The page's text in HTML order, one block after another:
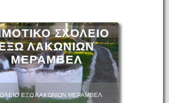
ΣΧΟΛΕΙΟ
ΛΑΚΩΝΙΩΝ
ΜΕΡΑΜΒΕΛ
ΕΞΩ ΛΑΚΩΝΙΩΝ ΜΕΡΑΜΒΕΛ